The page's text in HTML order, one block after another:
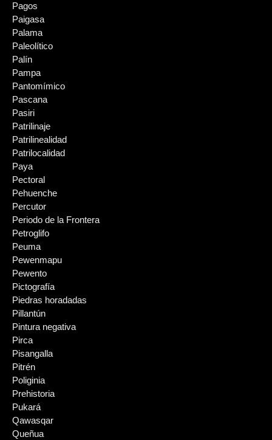
Pagos
Paigasa
Palama
Paleolítico
Palín
Pampa
Pantomímico
Pascana
Pasiri
Patrilinaje
Patrilinealidad
Patrilocalidad
Paya
Pectoral
Pehuenche
Percutor
Periodo de la Frontera
Petroglifo
Peuma
Pewenmapu
Pewento
Pictografía
Piedras horadadas
Pillantún
Pintura negativa
Pirca
Pisangalla
Pitrén
Poliginia
Prehistoria
Pukará
Qawasqar
Queñua